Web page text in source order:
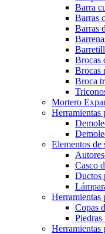
Barra
Barras
Barras
Brocas
Brocas
Broca
Mortero
Herramientas
Elementos de
Casco
Ductos
Herramientas
Copas
Piedras
Herramientas